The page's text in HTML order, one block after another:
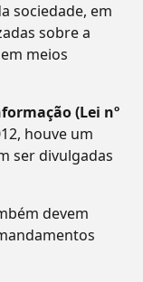
sociedade, em
sobre a
meios
(Lei nº
houve um
ser divulgadas
devem